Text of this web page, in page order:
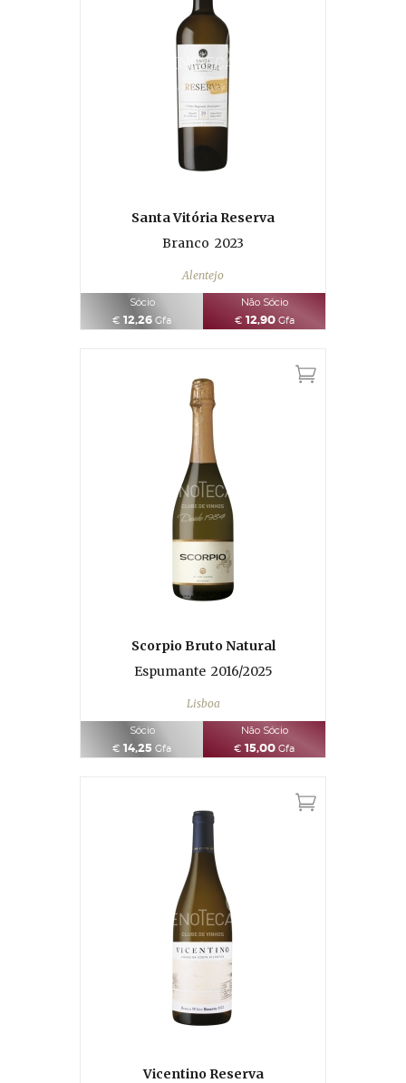
Santa Vitória Reserva
Branco 2023
Alentejo
Sócio
€ 12,26 Gfa
Não Sócio
€ 12,90 Gfa
Scorpio Bruto Natural
Espumante 2016/2025
Lisboa
Sócio
€ 14,25 Gfa
Não Sócio
€ 15,00 Gfa
Vicentino Reserva